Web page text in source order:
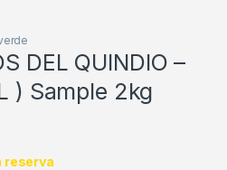
DEL QUINDIO –
) Sample 2kg
reserva